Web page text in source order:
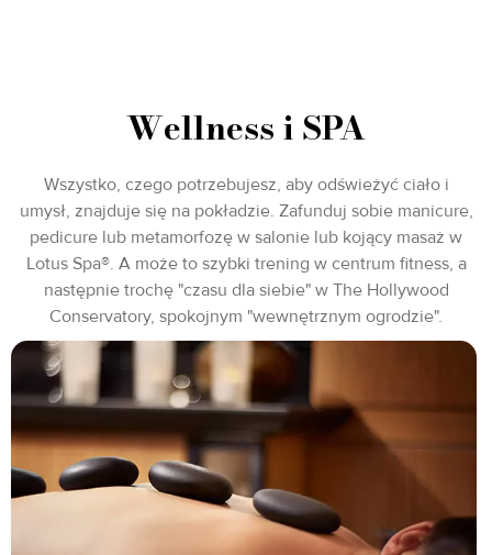
Wellness i SPA
Wszystko, czego potrzebujesz, aby odświeżyć ciało i
umysł, znajduje się na pokładzie. Zafunduj sobie manicure,
pedicure lub metamorfozę w salonie lub kojący masaż w
Lotus Spa®. A może to szybki trening w centrum fitness, a
następnie trochę "czasu dla siebie" w The Hollywood
Conservatory, spokojnym "wewnętrznym ogrodzie".